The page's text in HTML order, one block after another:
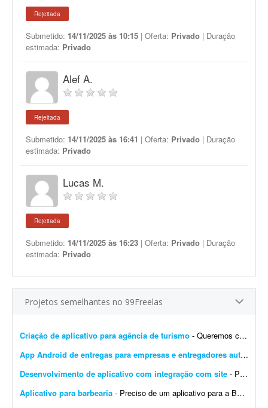
Rejeitada
Submetido: 14/11/2025 às 10:15 | Oferta: Privado | Duração
estimada: Privado
Alef A.
Rejeitada
Submetido: 14/11/2025 às 16:41 | Oferta: Privado | Duração
estimada: Privado
Lucas M.
Rejeitada
Submetido: 14/11/2025 às 16:23 | Oferta: Privado | Duração
estimada: Privado
Projetos semelhantes no 99Freelas
Criação de aplicativo para agência de turismo - Queremos criar um aplicativo para uma agência de turismo que já tem site. Plataforma Android e IOS Um app que seja o site dentro do app,a pessoa acesse o app e tenha as mesmas facili...
App Android de entregas para empresas e entregadores autônomos
Desenvolvimento de aplicativo com integração com site - Procuro desenvolvedor(a) que tenha histórico de desenvolvimento de aplicativos publicados na Google Play e na App Store. Preciso de experiência comprovada e, se possível, que e...
Aplicativo para barbearia - Preciso de um aplicativo para a Barbearia Santana. O aplicativo deve permitir que os clientes escolham o serviço, vejam os horários disponíveis, façam agendamento onlin...